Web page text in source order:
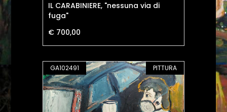
IL CARABINIERE, "nessuna via di
fuga"
€ 700,00
GA102491 PITTURA